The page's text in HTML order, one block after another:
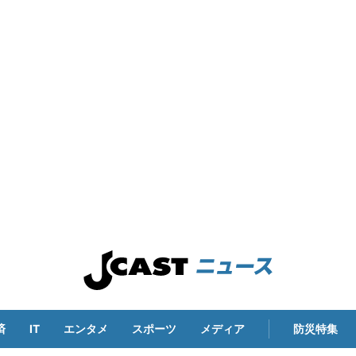
IT エンタメ スポーツ メディア 防災特集